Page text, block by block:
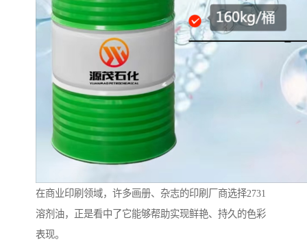
在商业印刷领域，许多画册、杂志的印刷厂商选择2731
溶剂油，正是看中了它能够帮助实现鲜艳、持久的色彩
表现。